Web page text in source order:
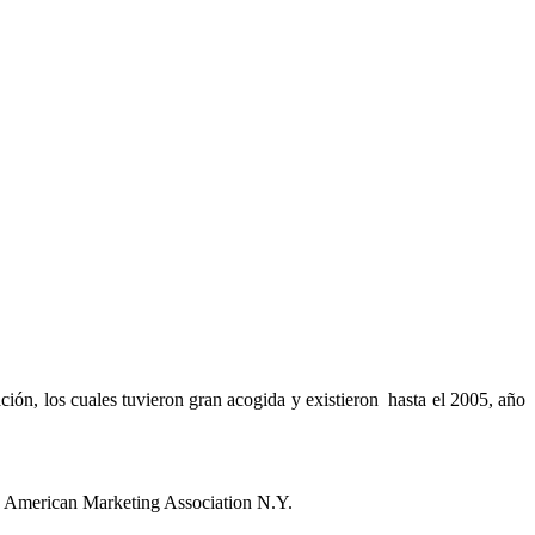
los cuales tuvieron gran acogida y existieron hasta el 2005, año
Marketing Association N.Y.